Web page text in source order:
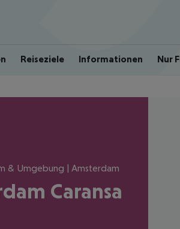
Reiseziele Informationen Nur
& Umgebung | Amsterdam
Caransa